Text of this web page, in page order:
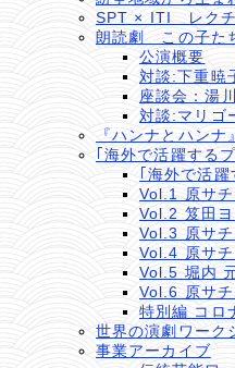
SPT × ITI レクチ
朗読劇 この子た
公演概要
対談:下重暁
座談会：湯
対談:マリゴ
『ハンナとハンナ』
｢海外で活躍する
｢海外で活
Vol.1 原サチ
Vol.2 笈田ヨ
Vol.3 原サチ
Vol.4 原サチ
Vol.5 堀内
Vol.6 原サチ
特別編 コロ
世界の演劇ワーク
事業アーカイブ